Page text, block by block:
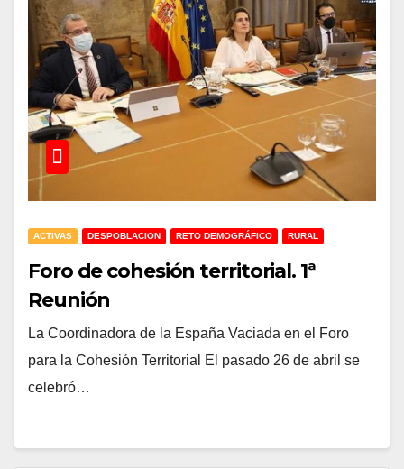
ACTIVAS DESPOBLACION RETO DEMOGRÁFICO RURAL
Foro de cohesión territorial. 1ª
Reunión
La Coordinadora de la España Vaciada en el Foro
para la Cohesión Territorial El pasado 26 de abril se
celebró…